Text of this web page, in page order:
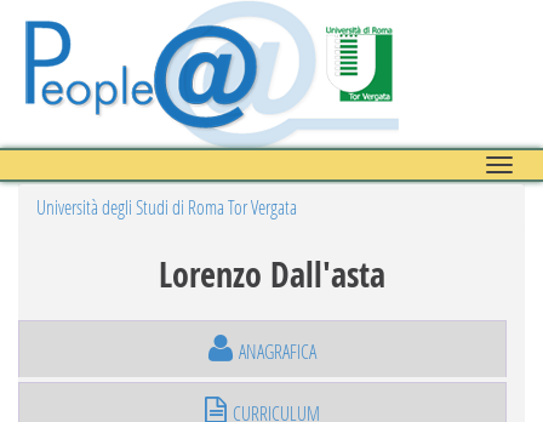
Toggle
Università degli Studi di Roma Tor Vergata
Lorenzo Dall'asta
ANAGRAFICA
CURRICULUM